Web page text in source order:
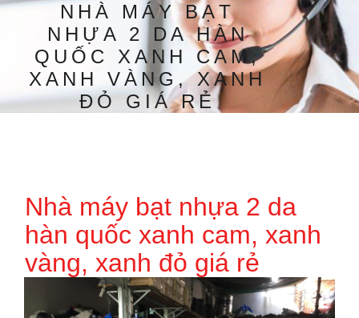
NHÀ MÁY BẠT
NHỰA 2 DA HÀN
QUỐC XANH CAM,
XANH VÀNG, XANH
ĐỎ GIÁ RẺ
Nhà máy bạt nhựa 2 da
hàn quốc xanh cam, xanh
vàng, xanh đỏ giá rẻ